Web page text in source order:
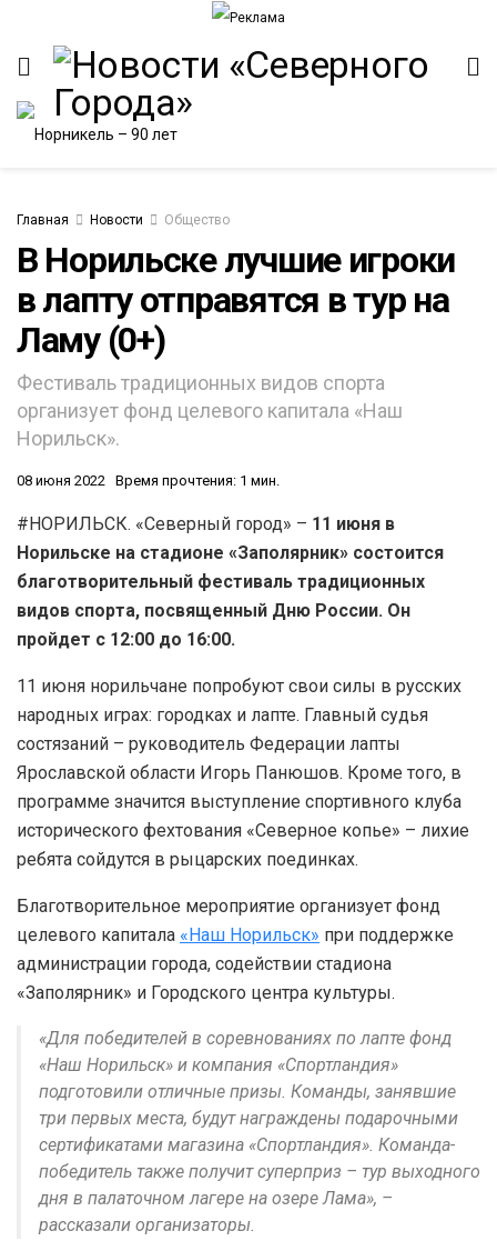
Главная Новости Общество
В Норильске лучшие игроки
в лапту отправятся в тур на
Ламу (0+)
Фестиваль традиционных видов спорта
организует фонд целевого капитала «Наш
Норильск».
08 июня 2022 Время прочтения: 1 мин.
#НОРИЛЬСК. «Северный город» – 11 июня в
Норильске на стадионе «Заполярник» состоится
благотворительный фестиваль традиционных
видов спорта, посвященный Дню России. Он
пройдет с 12:00 до 16:00.
11 июня норильчане попробуют свои силы в русских
народных играх: городках и лапте. Главный судья
состязаний – руководитель Федерации лапты
Ярославской области Игорь Панюшов. Кроме того, в
программе значится выступление спортивного клуба
исторического фехтования «Северное копье» – лихие
ребята сойдутся в рыцарских поединках.
Благотворительное мероприятие организует фонд
целевого капитала «Наш Норильск» при поддержке
администрации города, содействии стадиона
«Заполярник» и Городского центра культуры.
«Для победителей в соревнованиях по лапте фонд
«Наш Норильск» и компания «Спортландия»
подготовили отличные призы. Команды, занявшие
три первых места, будут награждены подарочными
сертификатами магазина «Спортландия». Команда-
победитель также получит суперприз – тур выходного
дня в палаточном лагере на озере Лама», –
рассказали организаторы.